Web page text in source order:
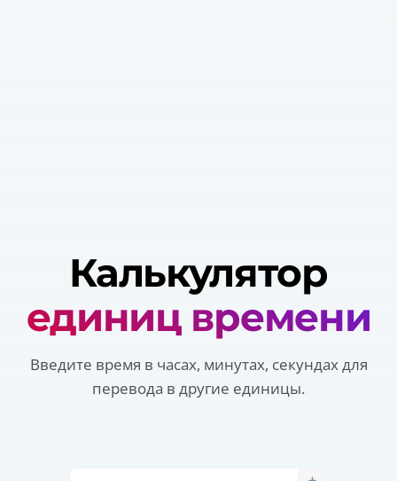
Калькулятор
единиц времени
Введите время в часах, минутах, секундах для
перевода в другие единицы.